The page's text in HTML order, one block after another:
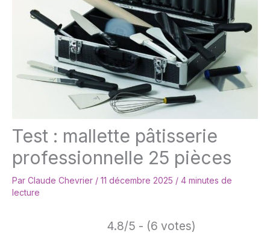
Test : mallette pâtisserie
professionnelle 25 pièces
Par Claude Chevrier / 11 décembre 2025 / 4 minutes de
lecture
4.8/5 - (6 votes)